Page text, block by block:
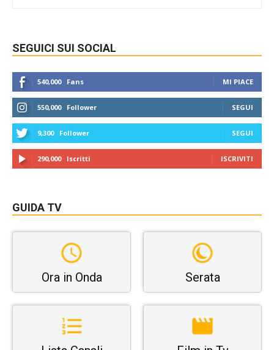
SEGUICI SUI SOCIAL
540,000 Fans MI PIACE
550,000 Follower SEGUI
9,300 Follower SEGUI
290,000 Iscritti ISCRIVITI
GUIDA TV
Ora in Onda Serata